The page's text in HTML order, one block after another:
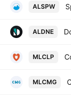
ALSPW
ALDNE
MLCLP
MLCMG